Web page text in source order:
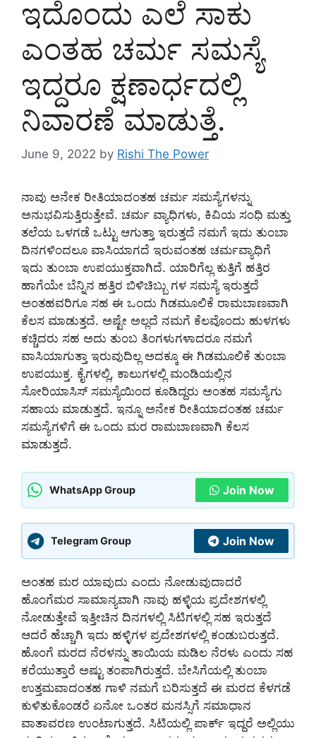
ಇದೊಂದು ಎಲೆ ಸಾಕು
ಎಂತಹ ಚರ್ಮ ಸಮಸ್ಯೆ
ಇದ್ದರೂ ಕ್ಷಣಾರ್ಧದಲ್ಲಿ
ನಿವಾರಣೆ ಮಾಡುತ್ತೆ.
June 9, 2022 by Rishi The Power
ನಾವು ಅನೇಕ ರೀತಿಯಾದಂತಹ ಚರ್ಮ ಸಮಸ್ಯೆಗಳನ್ನು
ಅನುಭವಿಸುತ್ತಿರುತ್ತೇವೆ. ಚರ್ಮ ವ್ಯಾಧಿಗಳು, ಕಿವಿಯ ಸಂಧಿ ಮತ್ತು
ತಲೆಯ ಒಳಗಡೆ ಒಟ್ಟು ಆಗುತ್ತಾ ಇರುತ್ತದೆ ನಮಗೆ ಇದು ತುಂಬಾ
ದಿನಗಳಿಂದಲೂ ವಾಸಿಯಾಗದೆ ಇರುವಂತಹ ಚರ್ಮವ್ಯಾಧಿಗೆ
ಇದು ತುಂಬಾ ಉಪಯುಕ್ತವಾಗಿದೆ. ಯಾರಿಗೆಲ್ಲ ಕುತ್ತಿಗೆ ಹತ್ತಿರ
ಹಾಗೆಯೇ ಬೆನ್ನಿನ ಹತ್ತಿರ ಬಿಳಿಚಿಬ್ಬು ಗಳ ಸಮಸ್ಯೆ ಇರುತ್ತದೆ
ಅಂತಹವರಿಗೂ ಸಹ ಈ ಒಂದು ಗಿಡಮೂಲಿಕೆ ರಾಮಬಾಣವಾಗಿ
ಕೆಲಸ ಮಾಡುತ್ತದೆ. ಅಷ್ಟೇ ಅಲ್ಲದೆ ನಮಗೆ ಕೆಲವೊಂದು ಹುಳಗಳು
ಕಚ್ಚಿದರು ಸಹ ಅದು ತುಂಬ ತಿಂಗಳುಗಳಾದರೂ ನಮಗೆ
ವಾಸಿಯಾಗುತ್ತಾ ಇರುವುದಿಲ್ಲ ಅದಕ್ಕೂ ಈ ಗಿಡಮೂಲಿಕೆ ತುಂಬಾ
ಉಪಯುಕ್ತ. ಕೈಗಳಲ್ಲಿ, ಕಾಲುಗಳಲ್ಲಿ ಮಂಡಿಯಲ್ಲಿನ
ಸೋರಿಯಾಸಿಸ್ ಸಮಸ್ಯೆಯಿಂದ ಕೂಡಿದ್ದರು ಅಂತಹ ಸಮಸ್ಯೆಗು
ಸಹಾಯ ಮಾಡುತ್ತದೆ. ಇನ್ನೂ ಅನೇಕ ರೀತಿಯಾದಂತಹ ಚರ್ಮ
ಸಮಸ್ಯೆಗಳಿಗೆ ಈ ಒಂದು ಮರ ರಾಮಬಾಣವಾಗಿ ಕೆಲಸ
ಮಾಡುತ್ತದೆ.
WhatsApp Group Join Now
Telegram Group Join Now
ಅಂತಹ ಮರ ಯಾವುದು ಎಂದು ನೋಡುವುದಾದರೆ
ಹೊಂಗೆಮರ ಸಾಮಾನ್ಯವಾಗಿ ನಾವು ಹಳ್ಳಿಯ ಪ್ರದೇಶಗಳಲ್ಲಿ
ನೋಡುತ್ತೇವೆ ಇತ್ತೀಚಿನ ದಿನಗಳಲ್ಲಿ ಸಿಟಿಗಳಲ್ಲಿ ಸಹ ಇರುತ್ತದೆ
ಆದರೆ ಹೆಚ್ಚಾಗಿ ಇದು ಹಳ್ಳಿಗಳ ಪ್ರದೇಶಗಳಲ್ಲಿ ಕಂಡುಬರುತ್ತದೆ.
ಹೊಂಗೆ ಮರದ ನೆರಳನ್ನು ತಾಯಿಯ ಮಡಿಲ ನೆರಳು ಎಂದು ಸಹ
ಕರೆಯುತ್ತಾರೆ ಅಷ್ಟು ತಂಪಾಗಿರುತ್ತದೆ. ಬೇಸಿಗೆಯಲ್ಲಿ ತುಂಬಾ
ಉತ್ತಮವಾದಂತಹ ಗಾಳಿ ನಮಗೆ ಬರಿಸುತ್ತದೆ ಈ ಮರದ ಕೆಳಗಡೆ
ಕುಳಿತುಕೊಂಡರೆ ಏನೋ ಒಂತರ ಮನಸ್ಸಿಗೆ ಸಮಾಧಾನ
ವಾತಾವರಣ ಉಂಟಾಗುತ್ತದೆ. ಸಿಟಿಯಲ್ಲಿ ಪಾರ್ಕ್ ಇದ್ದರೆ ಅಲ್ಲಿಯು